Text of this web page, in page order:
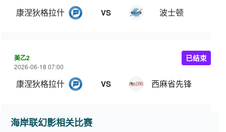
康涅狄格拉什 VS 波士顿
美乙2
2026-06-18 07:00
康涅狄格拉什 VS 西麻省先锋
已结束
海岸联幻影相关比赛